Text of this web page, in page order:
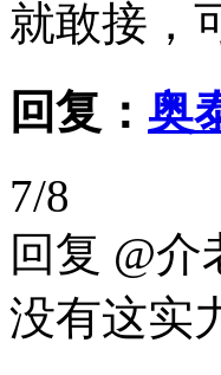
就敢接，
回复： 奥
7/8
回复 @
没有这实